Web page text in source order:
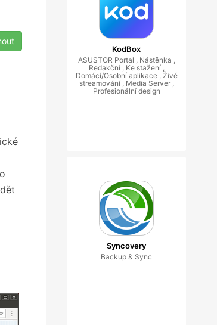
KodBox
ASUSTOR Portal , Nástěnka ,
Redakční , Ke stažení ,
Domácí/Osobní aplikace , Živé
streamování , Media Server ,
Profesionální design
Syncovery
Backup & Sync